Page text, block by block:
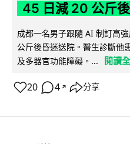
45 日減 20 公斤
成都一名男子跟隨 AI 制訂高
公斤後昏迷送院。醫生診斷他
及多器官功能障礙。...
閱讀
20 4 ↗ 分享